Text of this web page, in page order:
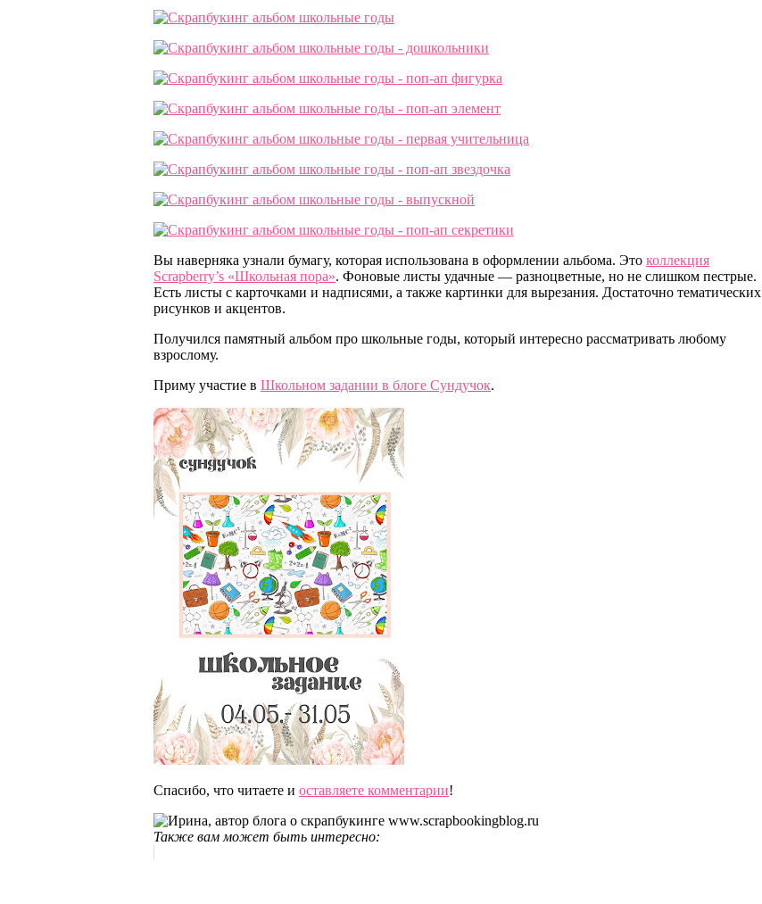
Вы наверняка узнали бумагу, которая использована в оформлении альбома. Это коллекция
Scrapberry’s «Школьная пора». Фоновые листы удачные — разноцветные, но не слишком пестрые.
Есть листы с карточками и надписями, а также картинки для вырезания. Достаточно тематических
рисунков и акцентов.
Получился памятный альбом про школьные годы, который интересно рассматривать любому
взрослому.
Приму участие в Школьном задании в блоге Сундучок.
Спасибо, что читаете и оставляете комментарии!
Также вам может быть интересно: